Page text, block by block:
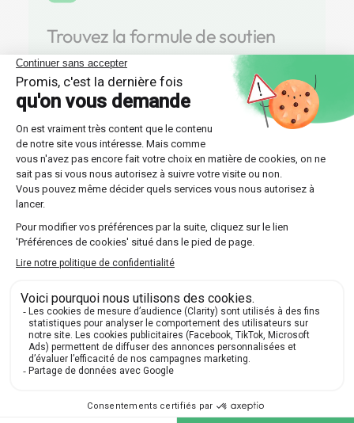
Trouvez la formule de soutien
scolaire parfaite
Optez pour l'une des multiples formules offertes
par Les Sherpas, que ce soit un suivi continu sur
toute l'année ou un stage intensif plus court.
Réponses aux questions
posées par nos futurs élèves
🔍